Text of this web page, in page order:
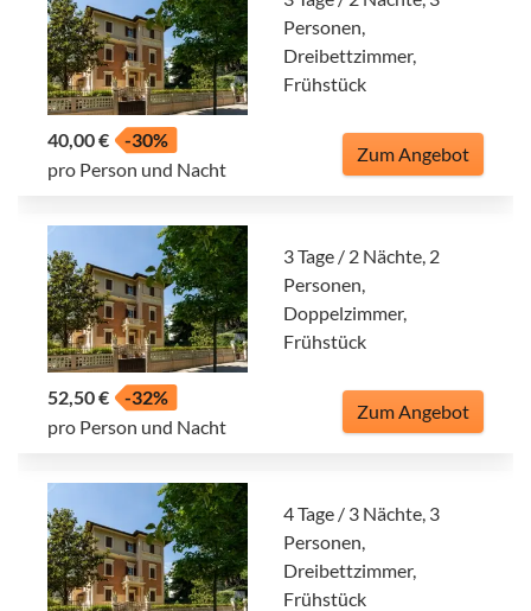
Personen,
Dreibettzimmer,
Frühstück
40,00 €
-30%
pro Person und Nacht
Zum Angebot
3 Tage / 2 Nächte, 2
Personen,
Doppelzimmer,
Frühstück
52,50 €
-32%
pro Person und Nacht
Zum Angebot
4 Tage / 3 Nächte, 3
Personen,
Dreibettzimmer,
Frühstück